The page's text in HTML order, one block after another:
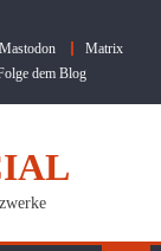
Mastodon
Matrix
dem Blog